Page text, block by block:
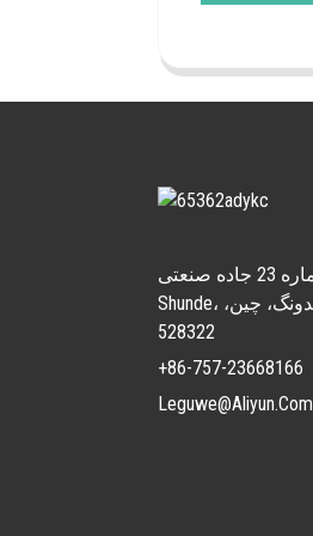
شماره 23 جاده صنعتی Lebei بخش Leliu، منطقه
Shunde، شهر فوشان، استان گوانگدونگ، چین،
528322
+86-757-23668166
Leguwe@aliyun.com